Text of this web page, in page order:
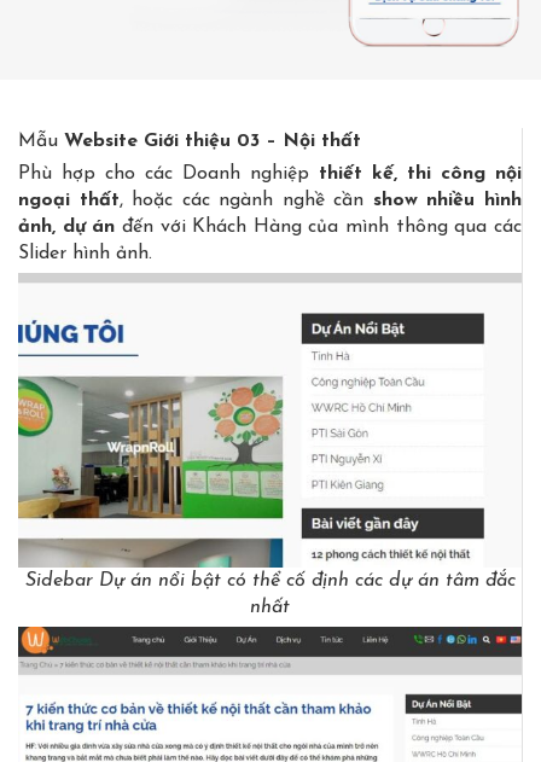
Mẫu Website Giới thiệu 03 – Nội thất
Phù hợp cho các Doanh nghiệp thiết kế, thi công nội
ngoại thất, hoặc các ngành nghề cần show nhiều hình
ảnh, dự án đến với Khách Hàng của mình thông qua các
Slider hình ảnh.
Sidebar Dự án nổi bật có thể cố định các dự án tâm đắc
nhất